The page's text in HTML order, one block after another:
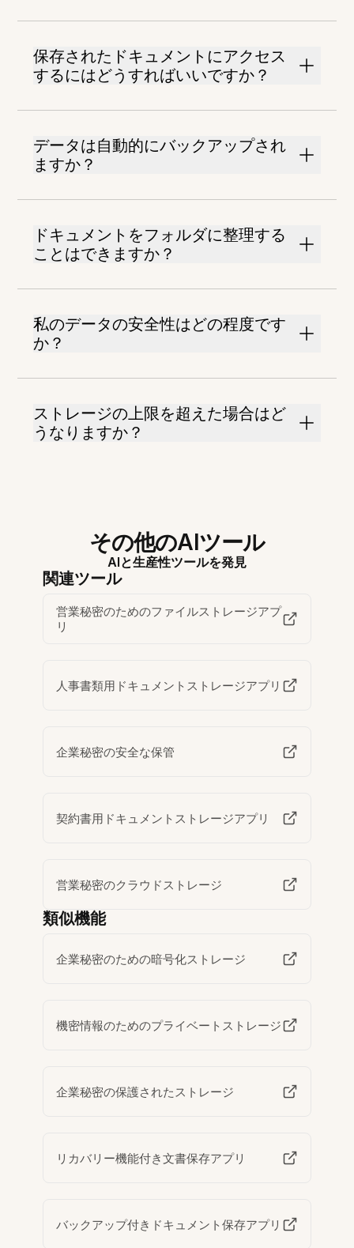
保存されたドキュメントにアクセス
するにはどうすればいいですか？
データは自動的にバックアップされ
ますか？
ドキュメントをフォルダに整理する
ことはできますか？
私のデータの安全性はどの程度です
か？
ストレージの上限を超えた場合はど
うなりますか？
その他のAIツール
AIと生産性ツールを発見
関連ツール
営業秘密のためのファイルストレージアプ
リ
人事書類用ドキュメントストレージアプリ
企業秘密の安全な保管
契約書用ドキュメントストレージアプリ
営業秘密のクラウドストレージ
類似機能
企業秘密のための暗号化ストレージ
機密情報のためのプライベートストレージ
企業秘密の保護されたストレージ
リカバリー機能付き文書保存アプリ
バックアップ付きドキュメント保存アプリ